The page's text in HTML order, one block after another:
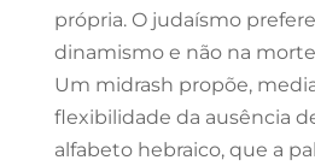
própria. O judaísmo
dinamismo e não na
Um midrash propõe,
flexibilidade da ausência
alfabeto hebraico, que a